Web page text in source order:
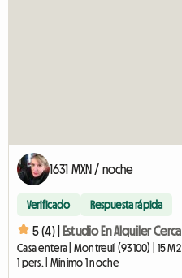
1631 MXN / noche
Verificado Respuesta rápida
5 (4) |
Casa entera | Montreuil (93100) | 15 M2
1 pers. | Mínimo 1 noche